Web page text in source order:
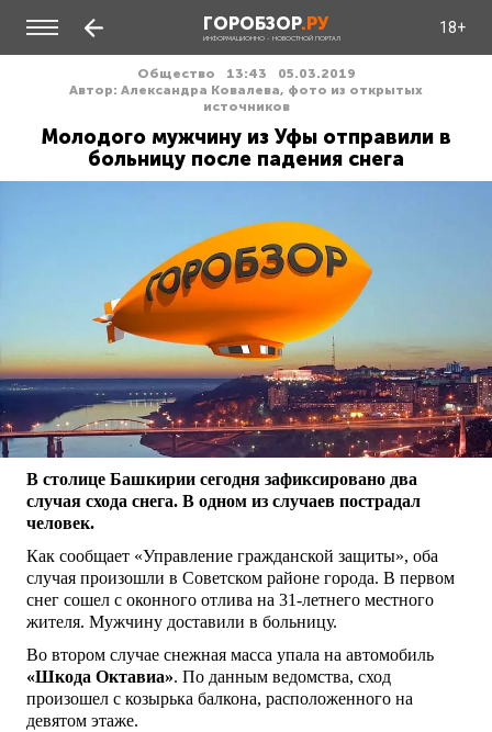
ГОРОБЗОР.РУ
ИНФОРМАЦИОННО - НОВОСТНОЙ ПОРТАЛ
18+
Общество 13:43
05.03.2019
Автор: Александра Ковалева, фото из открытых
источников
Молодого мужчину из Уфы отправили в
больницу после падения снега
В столице Башкирии сегодня зафиксировано два
случая схода снега. В одном из случаев пострадал
человек.
Как сообщает «Управление гражданской защиты», оба
случая произошли в Советском районе города. В первом
снег сошел с оконного отлива на 31-летнего местного
жителя. Мужчину доставили в больницу.
Во втором случае снежная масса упала на автомобиль
«Шкода Октавиа». По данным ведомства, сход
произошел с козырька балкона, расположенного на
девятом этаже.